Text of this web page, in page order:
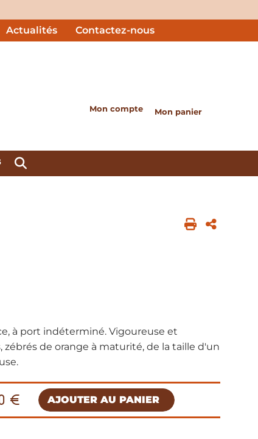
Actualités Contactez-nous
Mon compte Mon panier
à port indéterminé. Vigoureuse et
zébrés de orange à maturité, de la taille d'un
€ AJOUTER AU PANIER